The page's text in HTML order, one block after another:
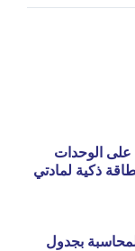
على الوحدات
ذكية لمادتي
بجدول